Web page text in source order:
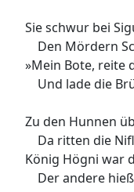
Sie schwur bei
Den Mördern
»Mein Bote, reite
Und lade die
Zu den Hunnen
Da ritten die
König Högni war
Der andere